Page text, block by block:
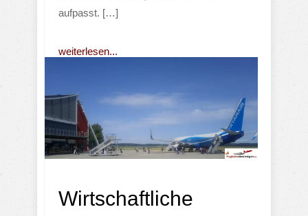
aufpasst. […]
weiterlesen...
Wirtschaftliche